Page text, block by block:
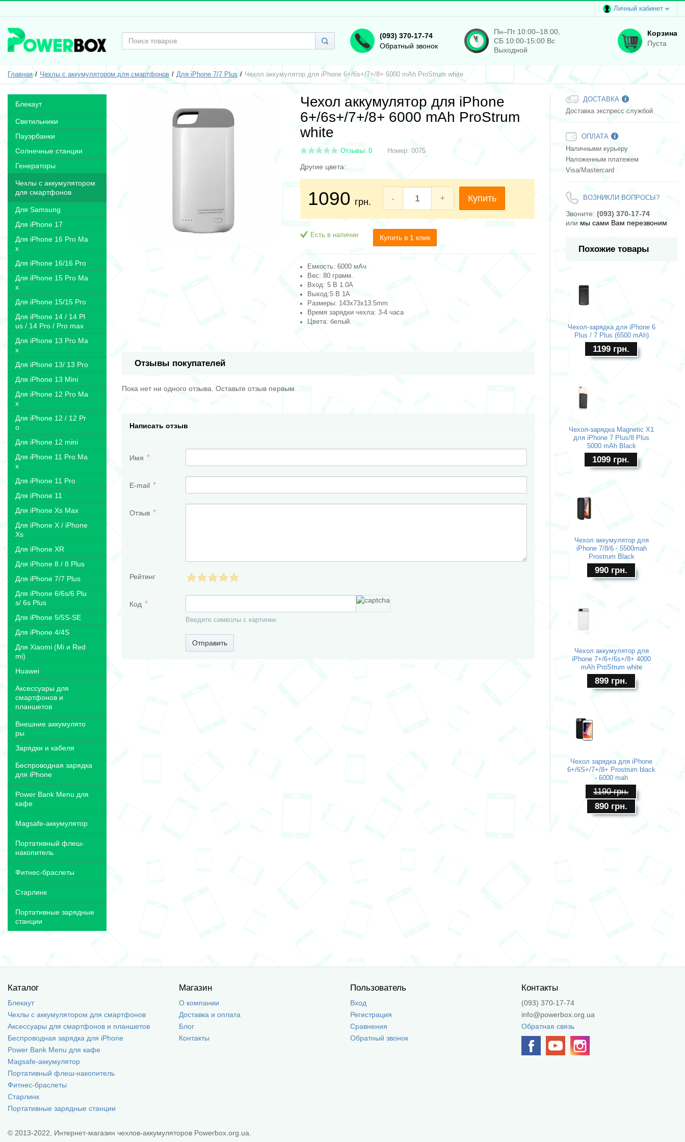
Личный кабинет
(093) 370-17-74
Обратный звонок
Пн–Пт 10:00–18:00,
СБ 10:00-15:00 Вс
Выходной
Корзина
Пуста
Главная Чехлы с аккумулятором для смартфонов Для iPhone 7/7 Plus Чехол аккумулятор для iPhone 6+/6s+/7+/8+ 6000 mAh ProStrum white
Блекаут
Светильники
Пауэрбанки
Солнечные станции
Генераторы
Чехлы с аккумулятором
для смартфонов
Для Samsung
Для iPhone 17
Для iPhone 16 Pro Ma
x
Для iPhone 16/16 Pro
Для iPhone 15 Pro Ma
x
Для iPhone 15/15 Pro
Для iPhone 14 / 14 Pl
us / 14 Pro / Pro max
Для iPhone 13 Pro Ma
x
Для iPhone 13/ 13 Pro
Для iPhone 13 Mini
Для iPhone 12 Pro Ma
x
Для iPhone 12 / 12 Pr
o
Для iPhone 12 mini
Для iPhone 11 Pro Ma
x
Для iPhone 11 Pro
Для iPhone 11
Для iPhone Xs Max
Для iPhone X / iPhone
Xs
Для iPhone XR
Для iPhone 8 / 8 Plus
Для iPhone 7/7 Plus
Для iPhone 6/6s/6 Plu
s/ 6s Plus
Для iPhone 5/5S-SE
Для iPhone 4/4S
Для Xiaomi (Mi и Red
mi)
Huawei
Аксессуары для
смартфонов и
планшетов
Внешние аккумулято
ры
Зарядки и кабеля
Беспроводная зарядка
для iPhone
Power Bank Menu для
кафе
Magsafe-аккумулятор
Портативный флеш-
накопитель
Фитнес-браслеты
Старлинк
Портативные зарядные
станции
Чехол аккумулятор для iPhone
6+/6s+/7+/8+ 6000 mAh ProStrum
white
Отзывы: 0 Номер: 0075
Другие цвета:
1090 грн. - + Купить
Есть в наличии Купить в 1 клик
Емкость: 6000 мАч
Вес: 80 грамм.
Вход: 5 В 1.0A
Выход:5 В 1A
Размеры: 143х73х13.5mm
Время зарядки чехла: 3-4 часа
Цвета: белый.
Отзывы покупателей
Пока нет ни одного отзыва. Оставьте отзыв первым
Написать отзыв
Имя
E-mail
Отзыв
Рейтинг
Код
Введите символы с картинки.
Отправить
ДОСТАВКА
Доставка экспресс службой
ОПЛАТА
Наличными курьеру
Наложенным платежем
Visa/Mastercard
ВОЗНИКЛИ ВОПРОСЫ?
Звоните: (093) 370-17-74
или мы сами Вам перезвоним
Похожие товары
Чехол-зарядка для iPhone 6
Plus / 7 Plus (6500 mAh)
1199грн.
Чехол-зарядка Magnetic X1
для iPhone 7 Plus/8 Plus
5000 mAh Black
1099 грн.
Чехол аккумулятор для
iPhone 7/8/6 - 5500mah
Prostrum Black
990грн.
Чехол аккумулятор для
iPhone 7+/6+/6s+/8+ 4000
mAh ProStrum white
899грн.
Чехол зарядка для iPhone
6+/6S+/7+/8+ Prostrum black
- 6000 mah
1190грн.
890 грн.
Каталог
Блекаут
Чехлы с аккумулятором для смартфонов
Аксессуары для смартфонов и планшетов
Беспроводная зарядка для iPhone
Power Bank Menu для кафе
Magsafe-аккумулятор
Портативный флеш-накопитель
Фитнес-браслеты
Старлинк
Портативные зарядные станции
Магазин
О компании
Доставка и оплата
Блог
Контакты
Пользователь
Вход
Регистрация
Сравнения
Обратный звонок
Контакты
(093) 370-17-74
info@powerbox.org.ua
Обратная связь
© 2013-2022, Интернет-магазин чехлов-аккумуляторов Powerbox.org.ua.